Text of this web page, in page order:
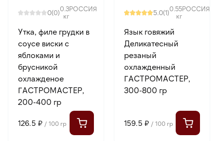
0(0)0.3
кг
РОССИЯ
Утка, филе грудки в
соусе виски с
яблоками и
брусникой
охлажденое
ГАСТРОМАСТЕР,
200-400 гр
126.5 ₽ / 100 гр
5.0(1)0.55
кг
РОССИЯ
Язык говяжий
Деликатесный
резаный
охлажденный
ГАСТРОМАСТЕР,
300-800 гр
159.5 ₽ / 100 гр